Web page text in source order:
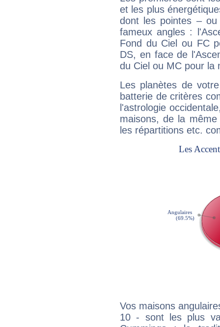
et les plus
dont les pointes –
fameux angles :
Fond du Ciel ou FC
DS, en face de
du Ciel ou MC pour la
Les planètes de
batterie de critères
l'astrologie
maisons, de la
les répartitions etc.
Vos maisons
10 - sont les plus